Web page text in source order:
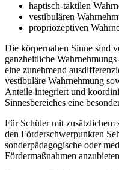
haptisch-taktilen
vestibulären
propriozeptiven
Die körpernahen Sinne sind
ganzheitliche
eine zunehmend
vestibuläre Wahrnehmung
Anteile integriert und
Sinnesbereiches eine
Für Schüler mit zusätzlichem
den Förderschwerpunkten
sonderpädagogische oder
Fördermaßnahmen